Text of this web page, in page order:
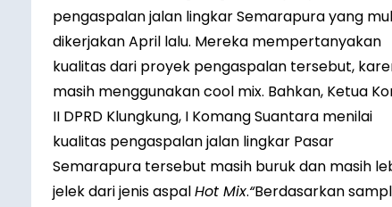
pengaspalan jalan lingkar Semarapura yang
dikerjakan April lalu. Mereka mempertanyakan
kualitas dari proyek pengaspalan tersebut,
masih menggunakan cool mix. Bahkan, Ketua
II DPRD Klungkung, I Komang Suantara menilai
kualitas pengaspalan jalan lingkar Pasar
Semarapura tersebut masih buruk dan masih
jelek dari jenis aspalHot Mix.“Berdasarkan